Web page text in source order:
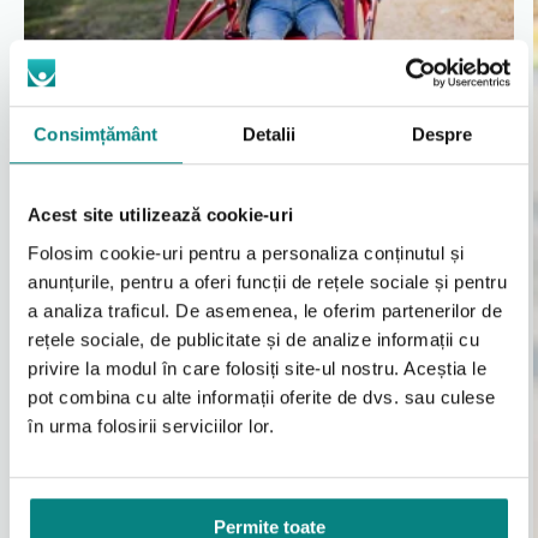
Consimțământ Detalii Despre
Acest site utilizează cookie-uri
Folosim cookie-uri pentru a personaliza conținutul și
anunțurile, pentru a oferi funcții de rețele sociale și pentru
a analiza traficul. De asemenea, le oferim partenerilor de
rețele sociale, de publicitate și de analize informații cu
privire la modul în care folosiți site-ul nostru. Aceștia le
pot combina cu alte informații oferite de dvs. sau culese
în urma folosirii serviciilor lor.
Permite toate
utilizare la domiciliu, in unitati de recuperare, centre
educationale sau alte spatii interioare si exterioare
adecvate, conform recomandarilor personalului
medical sau de recuperare.
Atentionari importante
sau a personalului instruit.
Reglajele de inaltime si configurarea rotilor
trebuie realizate corect inainte de utilizare.
Dispozitivul nu trebuie utilizat pe suprafete
inclinate sau alunecoase.
Nu depasiti greutatea maxima admisa
specificata de producator.
Verificati periodic starea rotilor, sistemelor de
franare si a elementelor de fixare.
Intretinere si igiena
Curatarea cadrului de mers se face cu o carpa uscata
Roțile din spate unic direcţionale cu clichet
de aluminiu și mecanism cu bolţ